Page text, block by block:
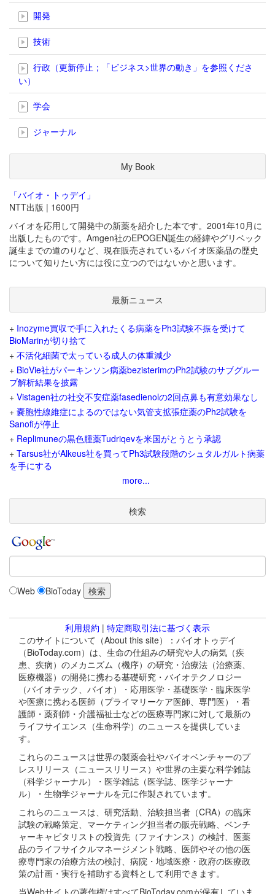
開発
技術
行政（更新停止；「ビジネス>世界の動き」を参照くださ
い）
学会
ジャーナル
My Book
「バイオ・トゥデイ」
NTT出版 | 1600円
バイオを応用して開発中の新薬を紹介した本です。2001年10月に
出版したものです。Amgen社のEPOGEN誕生の経緯やグリベック
誕生までの道のりなど、現在販売されているバイオ医薬品の歴史
について知りたい方には役に立つのではないかと思います。
最新ニュース
+ Inozyme買収で手に入れたくる病薬をPh3試験不振を受けて
BioMarinが切り捨て
+ 不活化細菌で太っている成人の体重減少
+ BioVie社がパーキンソン病薬bezisterimのPh2試験のサブグルー
プ解析結果を披露
+ Vistagen社の社交不安症薬fasedienolの2回点鼻も有意効果なし
+ 嚢胞性線維症によるのではない気管支拡張症薬のPh2試験を
Sanofiが停止
+ Replimuneの黒色腫薬Tudriqevを米国がとうとう承認
+ Tarsus社がAlkeus社を買ってPh3試験段階のシュタルガルト病薬
を手にする
more...
検索
Web BioToday
利用規約 | 特定商取引法に基づく表示
このサイトについて（About this site）：バイオトゥデイ
（BioToday.com）は、生命の仕組みの研究や人の病気（疾
患、疾病）のメカニズム（機序）の研究・治療法（治療薬、
医療機器）の開発に携わる基礎研究・バイオテクノロジー
（バイオテック、バイオ）・応用医学・基礎医学・臨床医学
や医療に携わる医師（プライマリーケア医師、専門医）・看
護師・薬剤師・介護福祉士などの医療専門家に対して最新の
ライフサイエンス（生命科学）のニュースを提供していま
す。
これらのニュースは世界の製薬会社やバイオベンチャーのプ
レスリリース（ニュースリリース）や世界の主要な科学雑誌
（科学ジャーナル）・医学雑誌（医学誌、医学ジャーナ
ル）・生物学ジャーナルを元に作製されています。
これらのニュースは、研究活動、治験担当者（CRA）の臨床
試験の戦略策定、マーケティング担当者の販売戦略、ベンチ
ャーキャピタリストの投資先（ファイナンス）の検討、医薬
品のライフサイクルマネージメント戦略、医師やその他の医
療専門家の治療方法の検討、病院・地域医療・政府の医療政
策の計画・実行を補助する資料として利用できます。